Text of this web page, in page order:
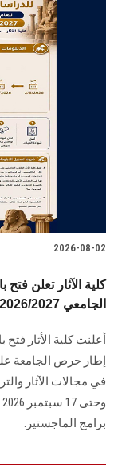
2026-08-02
كلية الآثار تعلن فتح
الجامعي 2026/2027
أعلنت كلية الأثار
إطار حرص الجامعة
برامج الماجستير.